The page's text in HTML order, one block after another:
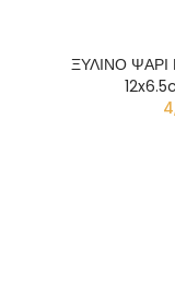
ΞΥΛΙΝΟ ΨΑΡΙ